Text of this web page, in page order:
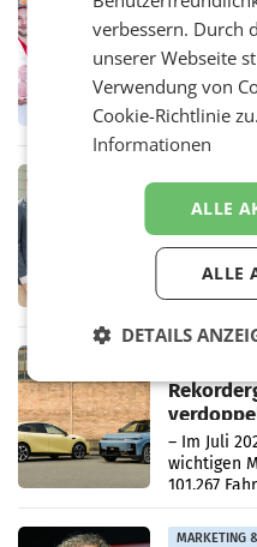
Penny
Ober-
WIENER
laufenden
erneuert
in Haag
Alles
Albrecht
WIENER
– Im Juli
wichtigen
101.267
Ergebnis
MARKETING
verbessern. Durch
unserer Webseite
Verwendung von
Cookie-Richtlinie
Informationen
ALLE
ALLE
DETAILS